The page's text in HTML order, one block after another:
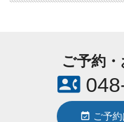
ご予約
contact_phone
event_available ご予